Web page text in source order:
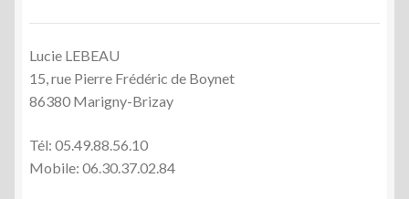
Boutique
Lucie LEBEAU
15, rue Pierre Frédéric de Boynet
86380 Marigny-Brizay
Tél: 05.49.88.56.10
Mobile: 06.30.37.02.84